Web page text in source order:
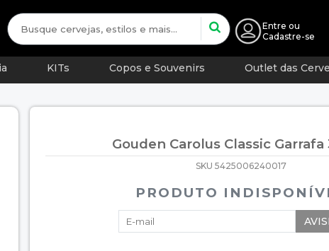
Entre ou
Cadastre-se
KITs Copos e Souvenirs Outlet das
Gouden Carolus Classic
SKU 5425006240017
PRODUTO